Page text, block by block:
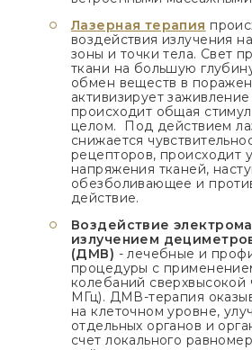
Лазерная терапия
воздействия излучения
зоны и точки тела. Свет
ткани на большую
обмен веществ в
активизирует
происходит общая
целом. Под действием
снижается
рецепторов, происходит
напряжения тканей,
обезболивающее и
действие.
Воздействие
излучением
(ДМВ) - лечебные и
процедуры с
колебаний сверхвысокой
МГц). ДМВ-терапия
на клеточном уровне,
отдельных органов и
счет локального